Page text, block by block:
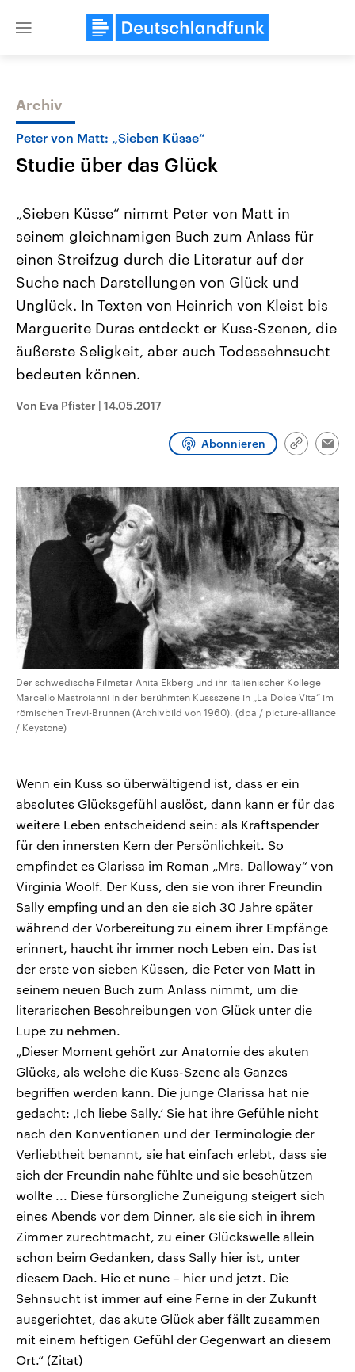
Close
Themen
Landtagswahl Sachsen-Anhalt
2026
Alle Informationen
Sachsen-Anhalt wählt am 6.
September 2026 einen neuen
Landtag. Seit 2021 wird das
Bundesland von einer Koalition aus
Umfragen, Prognosen,
und Hintergründe zu den Parteien
und Kandidaten der anstehenden
USA
Aktuelle Beiträge,
Hintergründe
Wirtschaftlich und
gehören die Vereinigten
den mächtigsten Ländern
mit großem Einfluss auf
Sendungen Programm
Archiv
Peter von Matt: „Sieben Küsse“
Studie über das Glück
„Sieben Küsse“ nimmt Peter von Matt in
seinem gleichnamigen Buch zum Anlass für
einen Streifzug durch die Literatur auf der
Suche nach Darstellungen von Glück und
Unglück. In Texten von Heinrich von Kleist bis
Marguerite Duras entdeckt er Kuss-Szenen, die
äußerste Seligkeit, aber auch Todessehnsucht
bedeuten können.
Von Eva Pfister | 14.05.2017
Abonnieren
Link
Der schwedische Filmstar Anita Ekberg und ihr italienischer Kollege
Marcello Mastroianni in der berühmten Kussszene in „La Dolce Vita“ im
römischen Trevi-Brunnen (Archivbild von 1960). (dpa / picture-alliance
/ Keystone)
Wenn ein Kuss so überwältigend ist, dass er ein
absolutes Glücksgefühl auslöst, dann kann er für das
weitere Leben entscheidend sein: als Kraftspender
für den innersten Kern der Persönlichkeit. So
empfindet es Clarissa im Roman „Mrs. Dalloway“ von
Virginia Woolf. Der Kuss, den sie von ihrer Freundin
Sally empfing und an den sie sich 30 Jahre später
während der Vorbereitung zu einem ihrer Empfänge
erinnert, haucht ihr immer noch Leben ein. Das ist
der erste von sieben Küssen, die Peter von Matt in
seinem neuen Buch zum Anlass nimmt, um die
literarischen Beschreibungen von Glück unter die
Lupe zu nehmen.
„Dieser Moment gehört zur Anatomie des akuten
Glücks, als welche die Kuss-Szene als Ganzes
begriffen werden kann. Die junge Clarissa hat nie
gedacht: ‚Ich liebe Sally.‘ Sie hat ihre Gefühle nicht
nach den Konventionen und der Terminologie der
Verliebtheit benannt, sie hat einfach erlebt, dass sie
sich der Freundin nahe fühlte und sie beschützen
wollte ... Diese fürsorgliche Zuneigung steigert sich
eines Abends vor dem Dinner, als sie sich in ihrem
Zimmer zurechtmacht, zu einer Glückswelle allein
schon beim Gedanken, dass Sally hier ist, unter
diesem Dach. Hic et nunc – hier und jetzt. Die
Sehnsucht ist immer auf eine Ferne in der Zukunft
ausgerichtet, das akute Glück aber fällt zusammen
mit einem heftigen Gefühl der Gegenwart an diesem
Ort.“ (Zitat)